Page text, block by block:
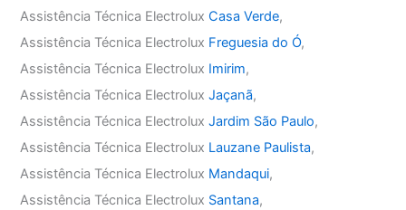
Assistência Técnica ElectroluxCasa Verde,
Assistência Técnica Electrolux Freguesia do Ó,
Assistência Técnica Electrolux Imirim,
Assistência Técnica ElectroluxJaçanã,
Assistência Técnica ElectroluxJardim São Paulo,
Assistência Técnica Electrolux Lauzane Paulista,
Assistência Técnica Electrolux Mandaqui,
Assistência Técnica Electrolux Santana,